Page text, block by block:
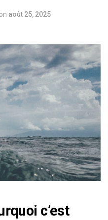
on août 25, 2025
c’est